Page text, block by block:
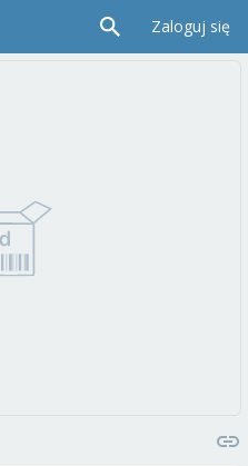
Zaloguj się